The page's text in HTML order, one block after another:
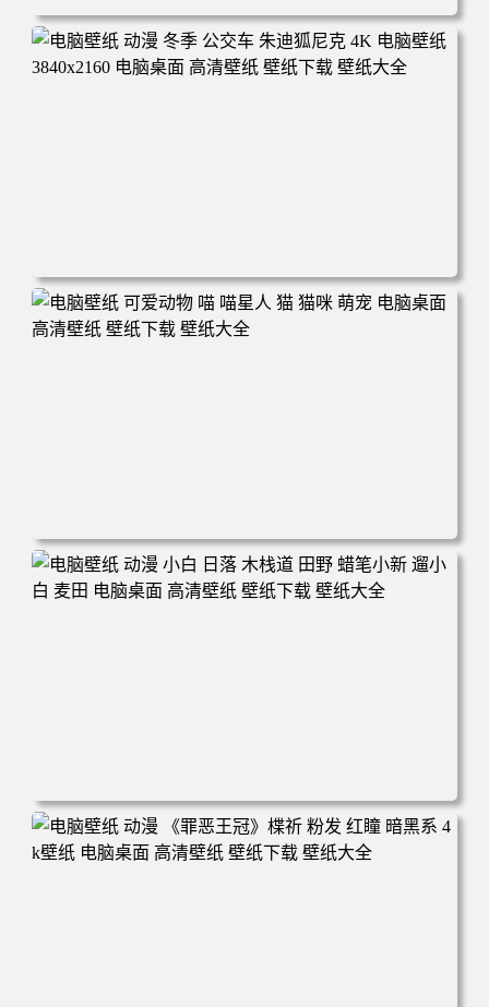
电脑壁纸 完美世界 荒天帝石昊 4K高清动漫壁纸 电脑桌面
高清壁纸 壁纸下载 壁纸大全
电脑壁纸 动漫 冬季 公交车 朱迪狐尼克 4K 电脑壁纸 3840x2
160 电脑桌面 高清壁纸 壁纸下载 壁纸大全
电脑壁纸 可爱动物 喵 喵星人 猫 猫咪 萌宠 电脑桌面 高清壁
纸 壁纸下载 壁纸大全
电脑壁纸 动漫 小白 日落 木栈道 田野 蜡笔小新 遛小白 麦田
电脑桌面 高清壁纸 壁纸下载 壁纸大全